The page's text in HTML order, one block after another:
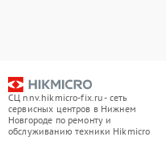
СЦ nnv.hikmicro-fix.ru - сеть
сервисных центров в Нижнем
Новгороде по ремонту и
обслуживанию техники Hikmicro